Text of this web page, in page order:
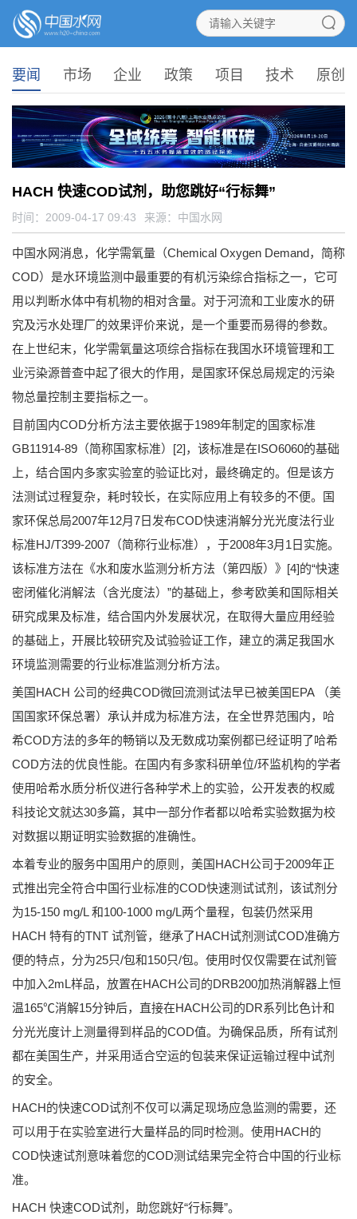
要闻 市场 企业 政策 项目 技术 原创
HACH 快速COD试剂，助您跳好“行标舞”
时间：2009-04-17 09:43 来源： 中国水网
中国水网消息，化学需氧量（Chemical Oxygen Demand，简称
COD）是水环境监测中最重要的有机污染综合指标之一，它可
用以判断水体中有机物的相对含量。对于河流和工业废水的研
究及污水处理厂的效果评价来说，是一个重要而易得的参数。
在上世纪末，化学需氧量这项综合指标在我国水环境管理和工
业污染源普查中起了很大的作用，是国家环保总局规定的污染
物总量控制主要指标之一。
目前国内COD分析方法主要依据于1989年制定的国家标准
GB11914-89（简称国家标准）[2]，该标准是在ISO6060的基础
上，结合国内多家实验室的验证比对，最终确定的。但是该方
法测试过程复杂，耗时较长，在实际应用上有较多的不便。国
家环保总局2007年12月7日发布COD快速消解分光光度法行业
标准HJ/T399-2007（简称行业标准），于2008年3月1日实施。
该标准方法在《水和废水监测分析方法（第四版）》[4]的“快速
密闭催化消解法（含光度法）”的基础上，参考欧美和国际相关
研究成果及标准，结合国内外发展状况，在取得大量应用经验
的基础上，开展比较研究及试验验证工作，建立的满足我国水
环境监测需要的行业标准监测分析方法。
美国HACH 公司的经典COD微回流测试法早已被美国EPA （美
国国家环保总署）承认并成为标准方法，在全世界范围内，哈
希COD方法的多年的畅销以及无数成功案例都已经证明了哈希
COD方法的优良性能。在国内有多家科研单位/环监机构的学者
使用哈希水质分析仪进行各种学术上的实验，公开发表的权威
科技论文就达30多篇，其中一部分作者都以哈希实验数据为校
对数据以期证明实验数据的准确性。
本着专业的服务中国用户的原则，美国HACH公司于2009年正
式推出完全符合中国行业标准的COD快速测试试剂，该试剂分
为15-150 mg/L 和100-1000 mg/L两个量程，包装仍然采用
HACH 特有的TNT 试剂管，继承了HACH试剂测试COD准确方
便的特点，分为25只/包和150只/包。使用时仅仅需要在试剂管
中加入2mL样品，放置在HACH公司的DRB200加热消解器上恒
温165℃消解15分钟后，直接在HACH公司的DR系列比色计和
分光光度计上测量得到样品的COD值。为确保品质，所有试剂
都在美国生产，并采用适合空运的包装来保证运输过程中试剂
的安全。
HACH的快速COD试剂不仅可以满足现场应急监测的需要，还
可以用于在实验室进行大量样品的同时检测。使用HACH的
COD快速试剂意味着您的COD测试结果完全符合中国的行业标
准。
HACH 快速COD试剂，助您跳好“行标舞”。